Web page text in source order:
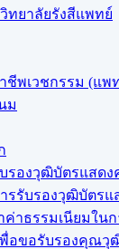
ทยาลัยรังสีแพทย์
ชีพเวชกรรม (แพ
ม
บรองวุฒิบัตรแส
รับรองวุฒิบัตร
ค่าธรรมเนียมใน
พื่อขอรับรองคุณวุ